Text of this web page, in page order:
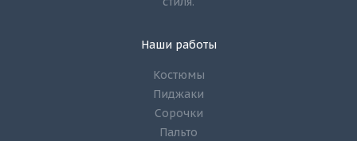
Наши работы
Костюмы
Пиджаки
Сорочки
Пальто